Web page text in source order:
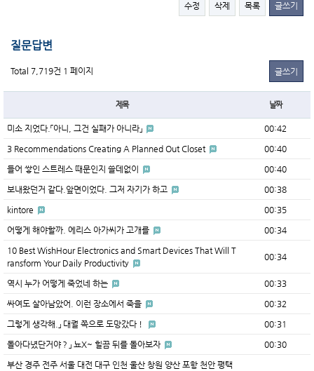
수정 삭제 목록 글쓰기
질문답변
Total 7,719건 1 페이지 글쓰기
제목 날짜
미소 지었다.「아니, 그건 실패가 아니라」 00:42
3 Recommendations Creating A Planned Out Closet 00:40
들어 쌓인 스트레스 때문인지 쓸데없이 00:40
보내왔던거 같다.앞면이었다. 그저 자기가 하고 00:38
kintore 00:35
어떻게 해야할까. 에리스 아가씨가 고개를 00:34
10 Best WishHour Electronics and Smart Devices That Will T
ransform Your Daily Productivity
00:34
역시 누가 어떻게 죽었네 하는 00:33
싸여도 살아남았어. 이런 장소에서 죽을 00:32
그렇게 생각해.」 대궐 쪽으로 도망갔다！ 00:31
돌아다녔단거야？」 뇨X~ 힐끔 뒤를 돌아보자 00:30
부산 경주 전주 서울 대전 대구 인천 울산 창원 양산 포항 천안 평택